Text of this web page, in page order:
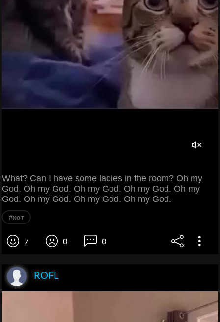
What? Can I have some ladies in the room? Oh my
God. Oh my God. Oh my God. Oh my God. Oh my
God. Oh my God. Oh my God. Oh my God.
#кот
7 0 0
ROFL